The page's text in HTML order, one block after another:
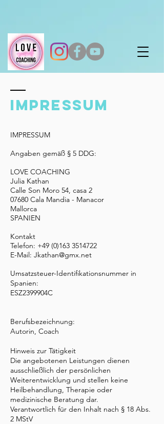
Impressum
IMPRESSUM
Angaben gemäß § 5 DDG:
LOVE COACHING
Julia Kathan
Calle Son Moro 54, casa 2
07680 Cala Mandia - Manacor
Mallorca
SPANIEN
Kontakt
Telefon: +49 (0)163 3514722
E-Mail: Jkathan@gmx.net
Umsatzsteuer-Identifikationsnummer in
Spanien:
ESZ2399904C
Berufsbezeichnung:
Autorin, Coach
Hinweis zur Tätigkeit
Die angebotenen Leistungen dienen
ausschließlich der persönlichen
Weiterentwicklung und stellen keine
Heilbehandlung, Therapie oder
medizinische Beratung dar.
Verantwortlich für den Inhalt nach § 18 Abs.
2 MStV